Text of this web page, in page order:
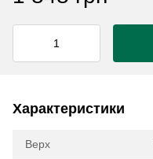
Характеристики
Верх